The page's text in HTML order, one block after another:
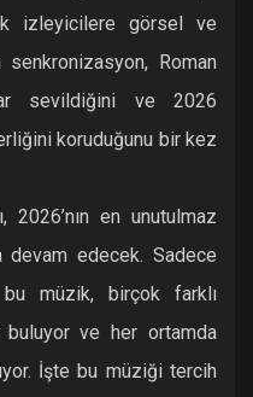
izleyicilere görsel ve
Roman
sevildiğini ve 2026
koruduğunu bir kez
2026’nın en unutulmaz
devam edecek. Sadece
bu müzik, birçok farklı
ve her ortamda
İşte bu müziği tercih